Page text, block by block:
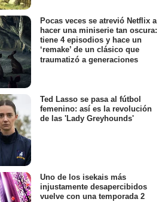
Pocas veces se atrevió Netflix a
hacer una miniserie tan oscura:
tiene 4 episodios y hace un
‘remake’ de un clásico que
traumatizó a generaciones
Ted Lasso se pasa al fútbol
femenino: así es la revolución
de las 'Lady Greyhounds'
Uno de los isekais más
injustamente desapercibidos
vuelve con una temporada 2